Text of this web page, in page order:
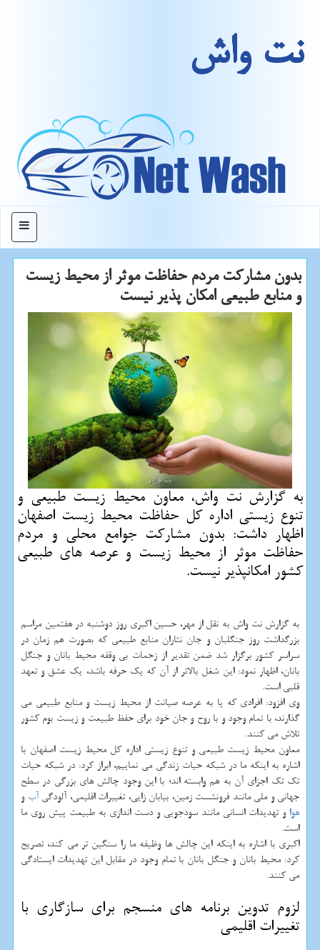
نت واش
منو
بدون مشارکت مردم حفاظت موثر از محیط زیست
و منابع طبیعی امکان پذیر نیست
به گزارش نت واش، معاون محیط زیست طبیعی و
تنوع زیستی اداره کل حفاظت محیط زیست اصفهان
اظهار داشت: بدون مشارکت جوامع محلی و مردم
حفاظت موثر از محیط زیست و عرصه های طبیعی
کشور امکانپذیر نیست.
به گزارش نت واش به نقل از مهر، حسین اکبری روز دوشنبه در هفتمین مراسم
بزرگداشت روز جنگلبان و جان نثاران منابع طبیعی که بصورت هم زمان در
سراسر کشور برگزار شد ضمن تقدیر از زحمات بی وقفه محیط بانان و جنگل
بانان، اظهار نمود: این شغل بالاتر از آن که یک حرفه باشد، یک عشق و تعهد
قلبی است.
وی افزود: افرادی که پا به عرصه صیانت از محیط زیست و منابع طبیعی می
گذارند، با تمام وجود و با روح و جان خود برای حفظ طبیعت و زیست بوم کشور
تلاش می کنند.
معاون محیط زیست طبیعی و تنوع زیستی اداره کل محیط زیست اصفهان با
اشاره به اینکه ما در شبکه حیات زندگی می نماییم، ابراز کرد: در شبکه حیات
تک تک اجزای آن به هم وابسته اند؛ با این وجود چالش های بزرگی در سطح
جهانی و ملی مانند فرونشست زمین، بیابان زایی، تغییرات اقلیمی، آلودگیآب و
هوا و تهدیدات انسانی مانند سودجویی و دست اندازی به طبیعت پیش روی ما
است.
اکبری با اشاره به اینکه این چالش ها وظیفه ما را سنگین تر می کند، تصریح
کرد: محیط بانان و جنگل بانان با تمام وجود در مقابل این تهدیدات ایستادگی
می کنند.
لزوم تدوین برنامه های منسجم برای سازگاری با
تغییرات اقلیمی